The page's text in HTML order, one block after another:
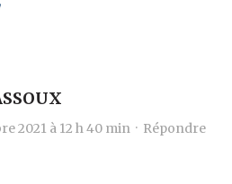
2021 à 12 h 40 min · Répondre